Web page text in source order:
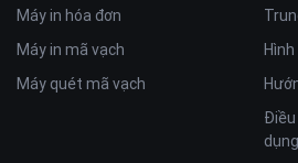
Máy in hóa đơn
Máy in mã vạch
Máy quét mã vạch
dụng